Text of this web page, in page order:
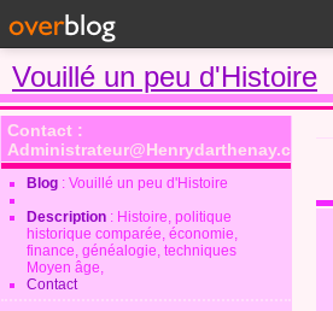
Vouillé un peu d'Histoire
Contact :
Administrateur@Henrydarthenay.com
Blog : Vouillé un peu d'Histoire
Description : Histoire, politique
historique comparée, économie,
finance, généalogie, techniques
Moyen âge,
Contact